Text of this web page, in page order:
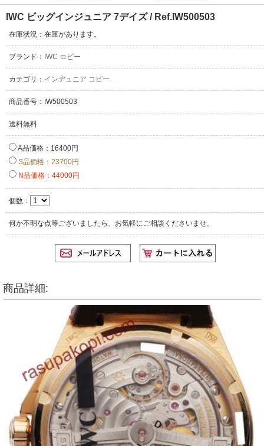
IWC ビッグインジュニア 7デイズ / Ref.IW500503
在庫状況：在庫があります。
ブランド： IWC コピー
カテゴリ： インヂュニア コピー
商品番号：IW500503
送料無料
A品価格：16400円
S品価格：23700円
N品価格：44000円
個数：
何か不明な点等ございましたら、お気軽にご相談くださいませ。
商品詳細: